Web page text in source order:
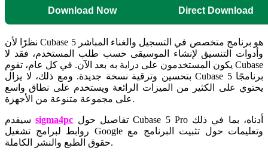
Download Now Direct Download
نظرًا لأن Cubase 5 هو برنامج متخصص في التسجيل والغناء المباشر
وأدوات التنسيق لإنشاء الموسيقى حسب طلب المستخدم، فقد لا
يكون المستخدمون على دراية به بعد الآن. في كل عام، تقوم Cubase
بتحسين وترقية نسخة جديدة. ومع ذلك، لا يزال Cubase 5 برنامجًا
يحتوي على الكثير من الميزات الرائعة ويستخدم على نطاق واسع
على مجموعة متنوعة من الأجهزة.
سيقدمsigma4pc تفاصيل حول Cubase 5 Pro أدناه، بما في ذلك
روابط لبرامج تشغيل Google وتعليمات حول تثبيت البرنامج مع
حقوق الطبع والنشر الكاملة.